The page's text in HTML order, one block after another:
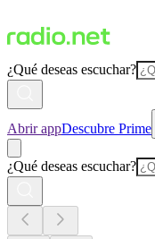
¿Qué deseas escuchar?
Abrir appDescubre Prime
¿Qué deseas escuchar?